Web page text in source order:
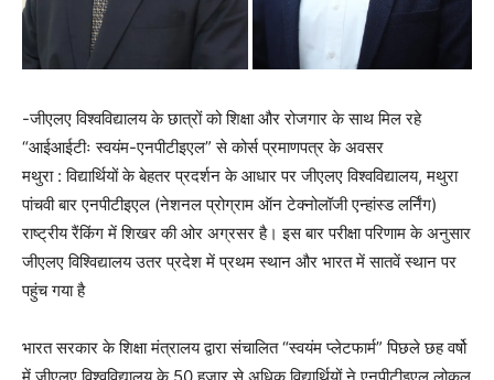
-जीएलए विश्वविद्यालय के छात्रों को शिक्षा और रोजगार के साथ मिल रहे
“आईआईटीः स्वयंम-एनपीटीइएल” से कोर्स प्रमाणपत्र के अवसर
मथुरा : विद्यार्थियों के बेहतर प्रदर्शन के आधार पर जीएलए विश्वविद्यालय, मथुरा
पांचवी बार एनपीटीइएल (नेशनल प्रोग्राम ऑन टेक्नोलॉजी एन्हांस्ड लर्निंग)
राष्ट्रीय रैंकिंग में शिखर की ओर अग्रसर है। इस बार परीक्षा परिणाम के अनुसार
जीएलए विश्विद्यालय उतर प्रदेश में प्रथम स्थान और भारत में सातवें स्थान पर
पहुंच गया है
भारत सरकार के शिक्षा मंत्रालय द्वारा संचालित “स्वयंम प्लेटफार्म” पिछले छह वर्षो
में जीएलए विश्वविद्यालय के 50 हज़ार से अधिक विद्यार्थियों ने एनपीटीइएल लोकल